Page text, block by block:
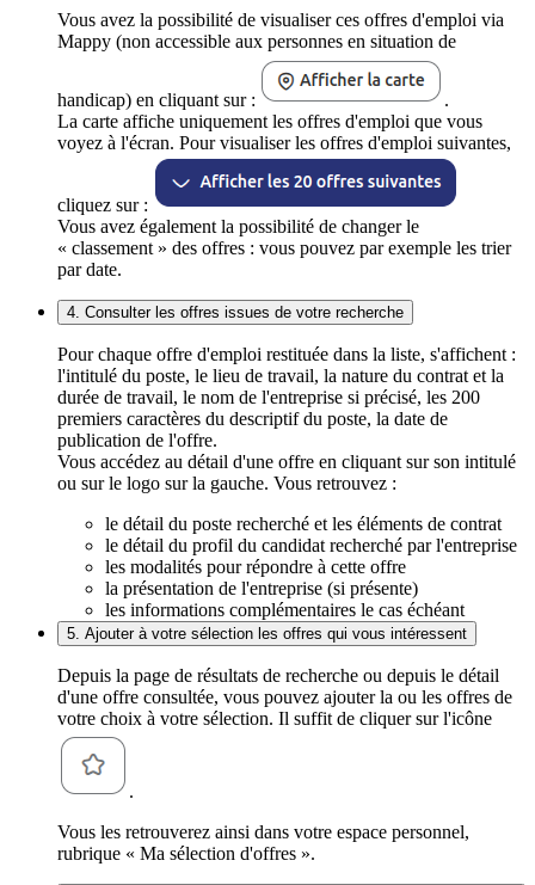
Vous avez la possibilité de visualiser ces offres d'emploi via
Mappy (non accessible aux personnes en situation de
handicap) en cliquant sur :
.
La carte affiche uniquement les offres d'emploi que vous
voyez à l'écran. Pour visualiser les offres d'emploi suivantes,
cliquez sur :
Vous avez également la possibilité de changer le
« classement » des offres : vous pouvez par exemple les trier
par date.
4. Consulter les offres issues de votre recherche
Pour chaque offre d'emploi restituée dans la liste, s'affichent :
l'intitulé du poste, le lieu de travail, la nature du contrat et la
durée de travail, le nom de l'entreprise si précisé, les 200
premiers caractères du descriptif du poste, la date de
publication de l'offre.
Vous accédez au détail d'une offre en cliquant sur son intitulé
ou sur le logo sur la gauche. Vous retrouvez :
le détail du poste recherché et les éléments de contrat
le détail du profil du candidat recherché par l'entreprise
les modalités pour répondre à cette offre
la présentation de l'entreprise (si présente)
les informations complémentaires le cas échéant
5. Ajouter à votre sélection les offres qui vous intéressent
Depuis la page de résultats de recherche ou depuis le détail
d'une offre consultée, vous pouvez ajouter la ou les offres de
votre choix à votre sélection. Il suffit de cliquer sur l'icône
.
Vous les retrouverez ainsi dans votre espace personnel,
rubrique « Ma sélection d'offres ».